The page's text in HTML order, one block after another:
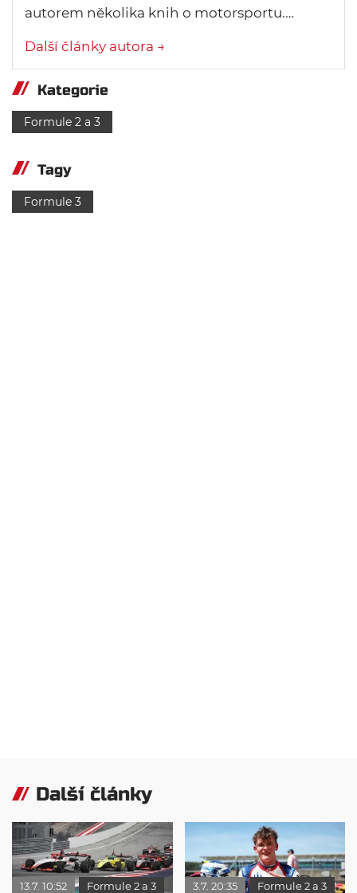
autorem několika knih o motorsportu.…
Další články autora →
Kategorie
Formule 2 a 3
Tagy
Formule 3
Další články
13.7. 10:52 Formule 2 a 3 3.7. 20:35 Formule 2 a 3